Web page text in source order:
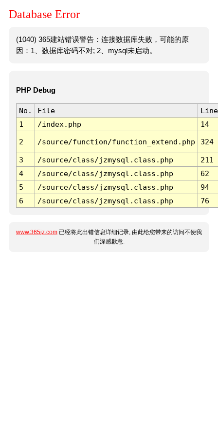
Database Error
(1040) 365建站错误警告：连接数据库失败，可能的原
因：1、数据库密码不对; 2、mysql未启动。
PHP Debug
No. File
Line
1
/index.php 14
2 /source/function/function_extend.php 324
3 /source/class/jzmysql.class.php
211
4
/source/class/jzmysql.class.php
62
5
/source/class/jzmysql.class.php
94
6
/source/class/jzmysql.class.php 76
www.365jz.com 已经将此出错信息详细记录, 由此给您带来的访问不便我
们深感歉意.